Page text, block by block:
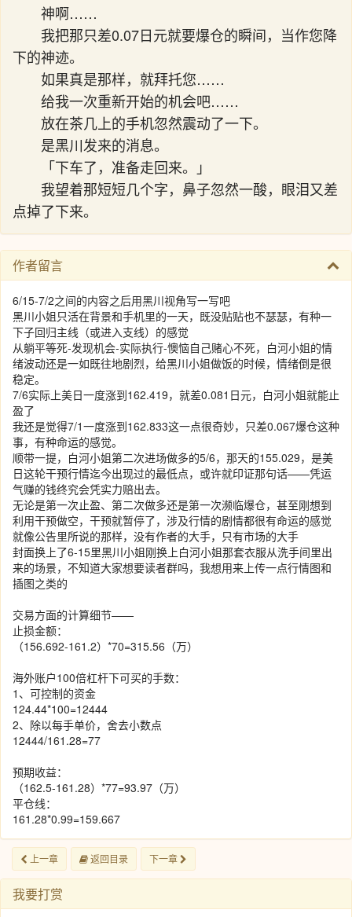
神啊……
我把那只差0.07日元就要爆仓的瞬间，当作您降
下的神迹。
如果真是那样，就拜托您……
给我一次重新开始的机会吧……
放在茶几上的手机忽然震动了一下。
是黑川发来的消息。
「下车了，准备走回来。」
我望着那短短几个字，鼻子忽然一酸，眼泪又差
点掉了下来。
作者留言
6/15-7/2之间的内容之后用黑川视角写一写吧
黑川小姐只活在背景和手机里的一天，既没贴贴也不瑟瑟，有种一
下子回归主线（或进入支线）的感觉
从躺平等死-发现机会-实际执行-懊恼自己赌心不死，白河小姐的情
绪波动还是一如既往地剧烈，给黑川小姐做饭的时候，情绪倒是很
稳定。
7/6实际上美日一度涨到162.419，就差0.081日元，白河小姐就能止
盈了
我还是觉得7/1一度涨到162.833这一点很奇妙，只差0.067爆仓这种
事，有种命运的感觉。
顺带一提，白河小姐第二次进场做多的5/6，那天的155.029，是美
日这轮干预行情迄今出现过的最低点，或许就印证那句话——凭运
气赚的钱终究会凭实力赔出去。
无论是第一次止盈、第二次做多还是第一次濒临爆仓，甚至刚想到
利用干预做空，干预就暂停了，涉及行情的剧情都很有命运的感觉
就像公告里所说的那样，没有作者的大手，只有市场的大手
封面换上了6-15里黑川小姐刚换上白河小姐那套衣服从洗手间里出
来的场景，不知道大家想要读者群吗，我想用来上传一点行情图和
插图之类的
交易方面的计算细节——
止损金额：
（156.692-161.2）*70=315.56（万）
海外账户100倍杠杆下可买的手数：
1、可控制的资金
124.44*100=12444
2、除以每手单价，舍去小数点
12444/161.28=77
预期收益：
（162.5-161.28）*77=93.97（万）
平仓线：
161.28*0.99=159.667
上一章 返回目录 下一章
我要打赏